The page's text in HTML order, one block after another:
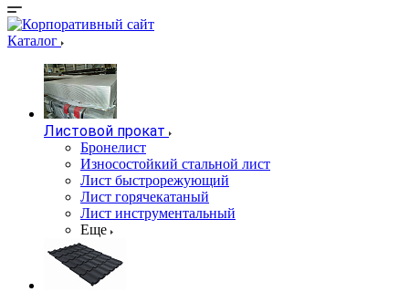
Каталог
Листовой прокат
Бронелист
Износостойкий стальной лист
Лист быстрорежующий
Лист горячекатаный
Лист инструментальный
Еще